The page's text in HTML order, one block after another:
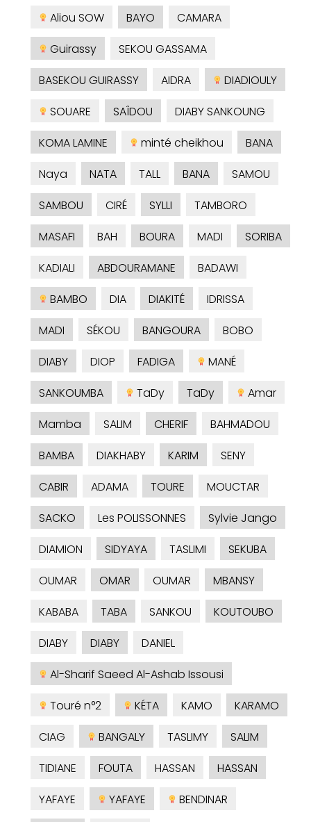
Aliou SOW
BAYO
CAMARA
Guirassy
SEKOU GASSAMA
BASEKOU GUIRASSY
AIDRA
DIADIOULY
SOUARE
SAÎDOU
DIABY SANKOUNG
KOMA LAMINE
minté cheikhou
BANA
Naya
NATA TALL BANA
SAMOU
SAMBOU
CIRÉ SYLLI
TAMBORO
MASAFI
BAH BOURA MADI
SORIBA
KADIALI
ABDOURAMANE
BADAWI
BAMBO
DIA DIAKITÉ
IDRISSA
MADI
SÉKOU BANGOURA
BOBO
DIABY
DIOP FADIGA
MANÉ
SANKOUMBA
TaDy TaDy
Amar
Mamba
SALIM CHERIF
BAHMADOU
BAMBA
DIAKHABY KARIM
SENY
CABIR
ADAMA TOURE
MOUCTAR
SACKO
Les POLISSONNES
Sylvie Jango
DIAMION
SIDYAYA TASLIMI
SEKUBA
OUMAR
OMAR OUMAR
MBANSY
KABABA
TABA SANKOU
KOUTOUBO
DIABY
DIABY
DANIEL
Al-Sharif Saeed Al-Ashab Issousi
Touré n°2
KÉTA KAMO
KARAMO
CIAG
BANGALY TASLIMY
SALIM
TIDIANE
FOUTA HASSAN
HASSAN
YAFAYE
YAFAYE
BENDINAR